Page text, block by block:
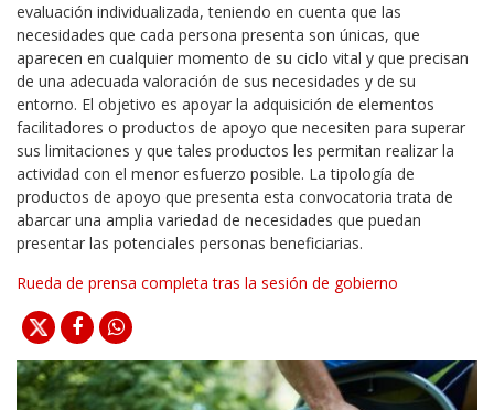
evaluación individualizada, teniendo en cuenta que las
necesidades que cada persona presenta son únicas, que
aparecen en cualquier momento de su ciclo vital y que precisan
de una adecuada valoración de sus necesidades y de su
entorno. El objetivo es apoyar la adquisición de elementos
facilitadores o productos de apoyo que necesiten para superar
sus limitaciones y que tales productos les permitan realizar la
actividad con el menor esfuerzo posible. La tipología de
productos de apoyo que presenta esta convocatoria trata de
abarcar una amplia variedad de necesidades que puedan
presentar las potenciales personas beneficiarias.
Rueda de prensa completa tras la sesión de gobierno